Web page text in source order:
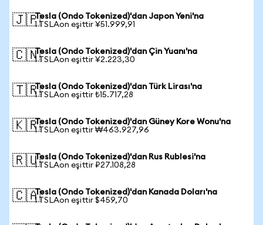
🇯🇵Tesla (Ondo Tokenized)'dan Japon Yeni'na
1 TSLAon eşittir ¥51.999,91
🇨🇳Tesla (Ondo Tokenized)'dan Çin Yuanı'na
1 TSLAon eşittir ¥2.223,30
🇹🇷Tesla (Ondo Tokenized)'dan Türk Lirası'na
1 TSLAon eşittir ₺15.717,28
🇰🇷Tesla (Ondo Tokenized)'dan Güney Kore Wonu'na
1 TSLAon eşittir ₩463.927,96
🇷🇺Tesla (Ondo Tokenized)'dan Rus Rublesi'na
1 TSLAon eşittir ₽27.108,28
🇨🇦Tesla (Ondo Tokenized)'dan Kanada Doları'na
1 TSLAon eşittir $459,70